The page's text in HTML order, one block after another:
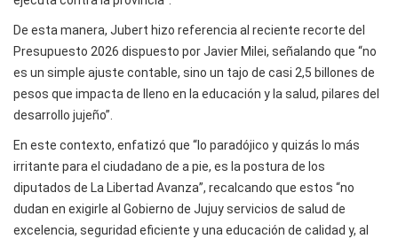
De esta manera, Jubert hizo referencia al reciente recorte del
Presupuesto 2026 dispuesto por Javier Milei, señalando que “no
es un simple ajuste contable, sino un tajo de casi 2,5 billones de
pesos que impacta de lleno en la educación y la salud, pilares del
desarrollo jujeño”.
En este contexto, enfatizó que “lo paradójico y quizás lo más
irritante para el ciudadano de a pie, es la postura de los
diputados de La Libertad Avanza”, recalcando que estos “no
dudan en exigirle al Gobierno de Jujuy servicios de salud de
excelencia, seguridad eficiente y una educación de calidad y, al